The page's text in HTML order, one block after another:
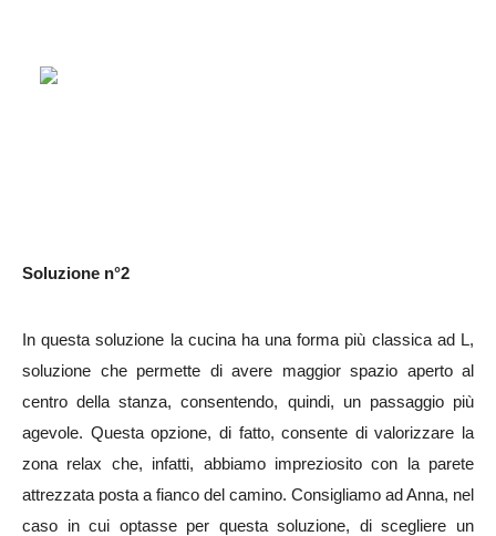
Soluzione n°2
In questa soluzione la cucina ha una forma più classica ad L,
soluzione che permette di avere maggior spazio aperto al
centro della stanza, consentendo, quindi, un passaggio più
agevole. Questa opzione, di fatto, consente di valorizzare la
zona relax che, infatti, abbiamo impreziosito con la parete
attrezzata posta a fianco del camino. Consigliamo ad Anna, nel
caso in cui optasse per questa soluzione, di scegliere un